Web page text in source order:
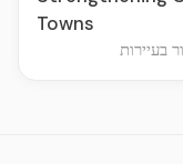
Towns
בעיירות